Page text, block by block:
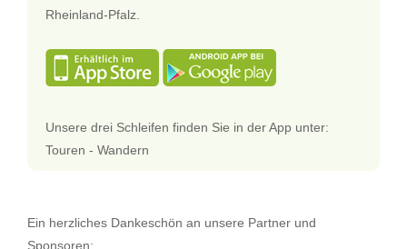
Rheinland-Pfalz.
Unsere drei Schleifen finden Sie in der App unter:
Touren - Wandern
Ein herzliches Dankeschön an unsere Partner und
Sponsoren: